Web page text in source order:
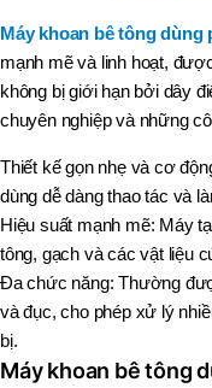
Máy khoan bê tông dùng
mạnh mẽ và linh hoạt,
không bị giới hạn bởi dây
chuyên nghiệp và những
Thiết kế gọn nhẹ và cơ
dùng dễ dàng thao tác và
Hiệu suất mạnh mẽ: Máy
tông, gạch và các vật liệu
Đa chức năng: Thường
và đục, cho phép xử lý
bị.
Máy khoan bê tông